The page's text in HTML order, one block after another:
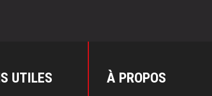
UTILES À PROPOS